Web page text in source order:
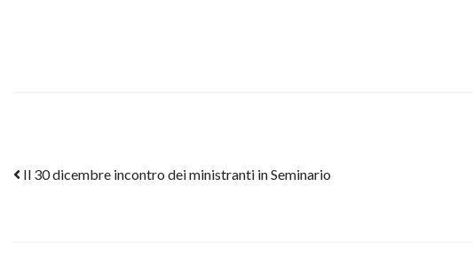
Post navigation
Il 30 dicembre incontro dei ministranti in Seminario